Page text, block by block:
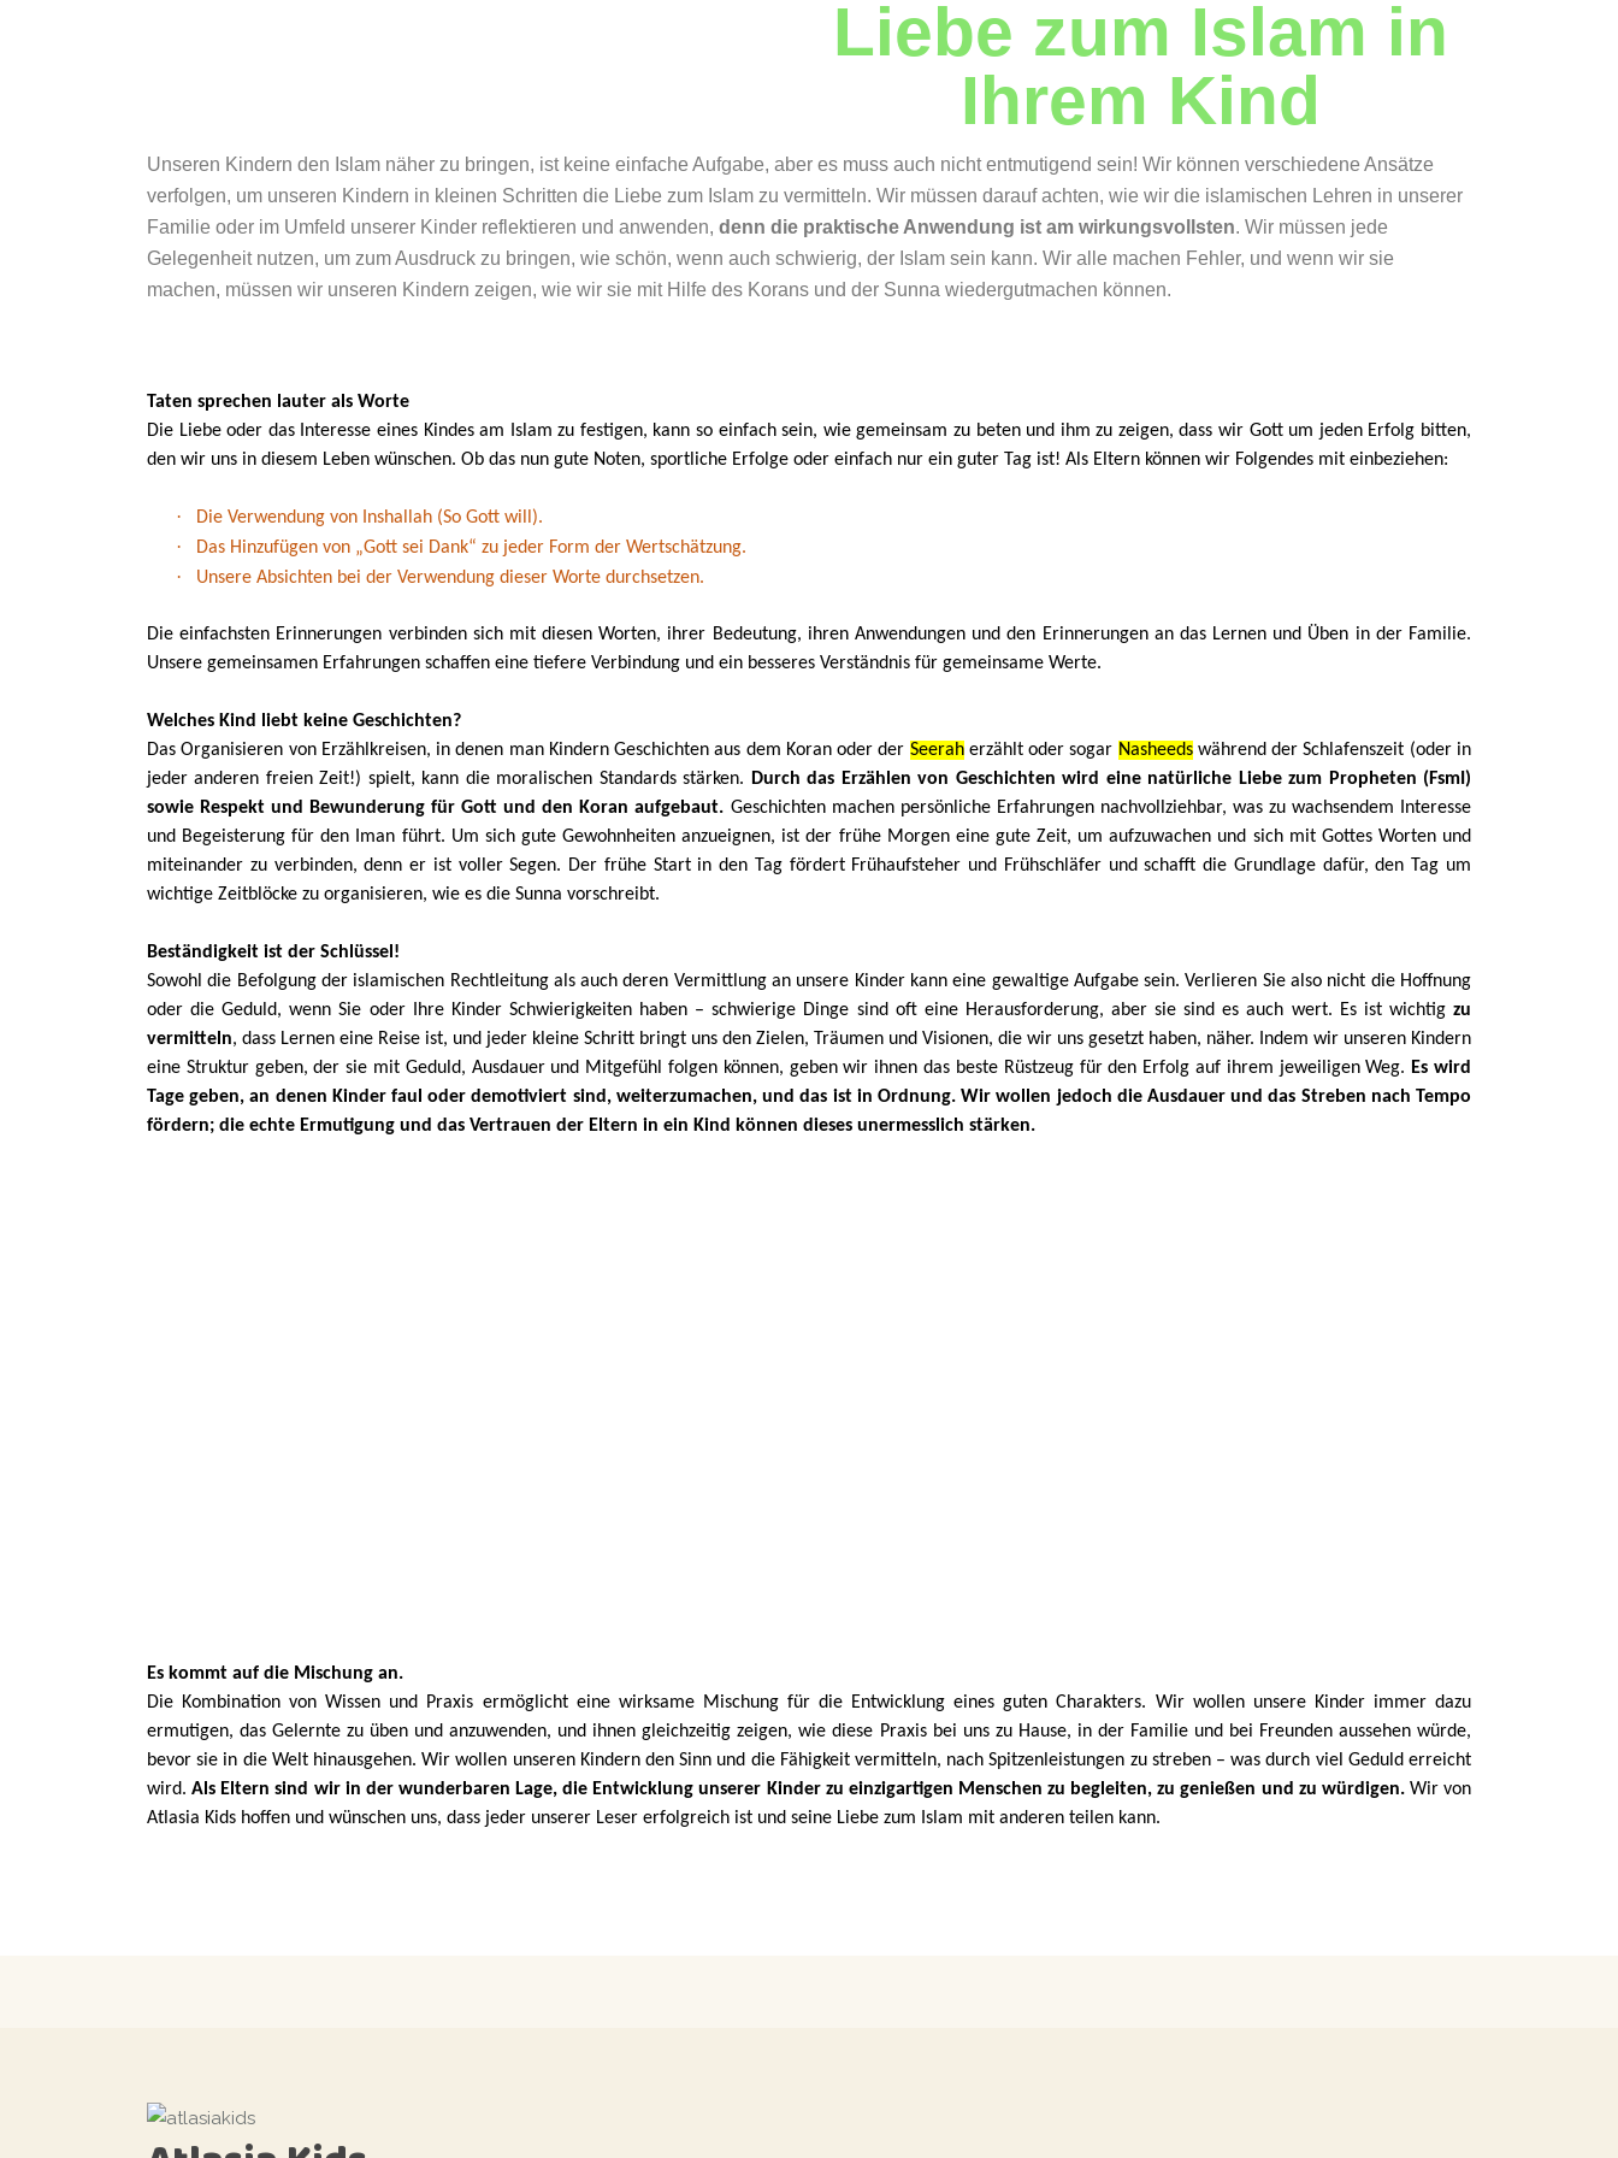
Liebe zum Islam in
Ihrem Kind
Unseren Kindern den Islam näher zu bringen, ist keine einfache Aufgabe, aber es muss auch nicht entmutigend sein! Wir können verschiedene Ansätze
verfolgen, um unseren Kindern in kleinen Schritten die Liebe zum Islam zu vermitteln. Wir müssen darauf achten, wie wir die islamischen Lehren in unserer
Familie oder im Umfeld unserer Kinder reflektieren und anwenden, denn die praktische Anwendung ist am wirkungsvollsten. Wir müssen jede
Gelegenheit nutzen, um zum Ausdruck zu bringen, wie schön, wenn auch schwierig, der Islam sein kann. Wir alle machen Fehler, und wenn wir sie
machen, müssen wir unseren Kindern zeigen, wie wir sie mit Hilfe des Korans und der Sunna wiedergutmachen können.
Taten sprechen lauter als Worte
Die Liebe oder das Interesse eines Kindes am Islam zu festigen, kann so einfach sein, wie gemeinsam zu beten und ihm zu zeigen, dass wir Gott um jeden Erfolg bitten,
den wir uns in diesem Leben wünschen. Ob das nun gute Noten, sportliche Erfolge oder einfach nur ein guter Tag ist! Als Eltern können wir Folgendes mit einbeziehen:
· Die Verwendung von Inshallah (So Gott will).
· Das Hinzufügen von „Gott sei Dank“ zu jeder Form der Wertschätzung.
· Unsere Absichten bei der Verwendung dieser Worte durchsetzen.
Die einfachsten Erinnerungen verbinden sich mit diesen Worten, ihrer Bedeutung, ihren Anwendungen und den Erinnerungen an das Lernen und Üben in der Familie.
Unsere gemeinsamen Erfahrungen schaffen eine tiefere Verbindung und ein besseres Verständnis für gemeinsame Werte.
Welches Kind liebt keine Geschichten?
Das Organisieren von Erzählkreisen, in denen man Kindern Geschichten aus dem Koran oder der Seeraherzählt oder sogar Nasheedswährend der Schlafenszeit (oder in
jeder anderen freien Zeit!) spielt, kann die moralischen Standards stärken.
Durch das Erzählen von Geschichten wird eine natürliche Liebe zum Propheten (FsmI)
sowie Respekt und Bewunderung für Gott und den Koran aufgebaut. Geschichten machen persönliche Erfahrungen nachvollziehbar, was zu wachsendem Interesse
und Begeisterung für den Iman führt. Um sich gute Gewohnheiten anzueignen, ist der frühe Morgen eine gute Zeit, um aufzuwachen und sich mit Gottes Worten und
miteinander zu verbinden, denn er ist voller Segen. Der frühe Start in den Tag fördert Frühaufsteher und Frühschläfer und schafft die Grundlage dafür, den Tag um
wichtige Zeitblöcke zu organisieren, wie es die Sunna vorschreibt.
Beständigkeit ist der Schlüssel!
Sowohl die Befolgung der islamischen Rechtleitung als auch deren Vermittlung an unsere Kinder kann eine gewaltige Aufgabe sein. Verlieren Sie also nicht die Hoffnung
oder die Geduld, wenn Sie oder Ihre Kinder Schwierigkeiten haben – schwierige Dinge sind oft eine Herausforderung, aber sie sind es auch wert. Es ist wichtig zu
vermitteln, dass Lernen eine Reise ist, und jeder kleine Schritt bringt uns den Zielen, Träumen und Visionen, die wir uns gesetzt haben, näher. Indem wir unseren Kindern
eine Struktur geben, der sie mit Geduld, Ausdauer und Mitgefühl folgen können, geben wir ihnen das beste Rüstzeug für den Erfolg auf ihrem jeweiligen Weg. Es wird
Tage geben, an denen Kinder faul oder demotiviert sind, weiterzumachen, und das ist in Ordnung. Wir wollen jedoch die Ausdauer und das Streben nach Tempo
fördern; die echte Ermutigung und das Vertrauen der Eltern in ein Kind können dieses unermesslich stärken.
Es kommt auf die Mischung an.
Die Kombination von Wissen und Praxis ermöglicht eine wirksame Mischung für die Entwicklung eines guten Charakters. Wir wollen unsere Kinder immer dazu
ermutigen, das Gelernte zu üben und anzuwenden, und ihnen gleichzeitig zeigen, wie diese Praxis bei uns zu Hause, in der Familie und bei Freunden aussehen würde,
bevor sie in die Welt hinausgehen. Wir wollen unseren Kindern den Sinn und die Fähigkeit vermitteln, nach Spitzenleistungen zu streben – was durch viel Geduld erreicht
wird.Als Eltern sind wir in der wunderbaren Lage, die Entwicklung unserer Kinder zu einzigartigen Menschen zu begleiten, zu genießen und zu würdigen.Wir von
Atlasia Kids hoffen und wünschen uns, dass jeder unserer Leser erfolgreich ist und seine Liebe zum Islam mit anderen teilen kann.